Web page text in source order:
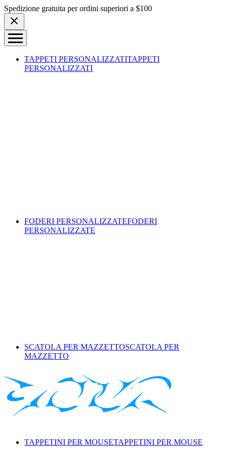
Skip to content
Spedizione gratuita per ordini superiori a $100
TAPPETI PERSONALIZZATITAPPETI
PERSONALIZZATI
FODERI PERSONALIZZATEFODERI
PERSONALIZZATE
SCATOLA PER MAZZETTOSCATOLA PER
MAZZETTO
TAPPETINI PER MOUSETAPPETINI PER MOUSE